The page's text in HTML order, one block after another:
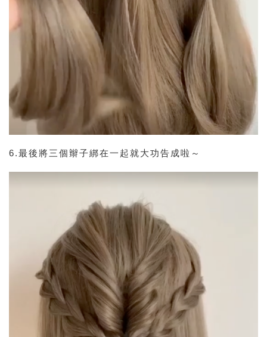
6.最後將三個辮子綁在一起就大功告成啦～